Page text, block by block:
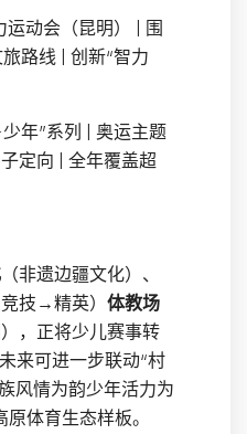
运动会（昆明） | 围
路线 | 创新“智力
少年”系列 | 奥运主题
定向 | 全年覆盖超
（非遗边疆文化）、
技→精英） 体教场
），正将少儿赛事转
来可进一步联动“村
风情为韵少年活力为
体育生态样板。